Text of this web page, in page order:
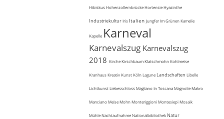
HibiskusHohenzollernbrückeHortensieHyazinthe
IndustriekulturIris Italien Jungfer Im GrünenKamelie
Kapelle Karneval
Karnevalszug Karnevalszug
2018 KircheKirschbaumKlatschmohnKohlmeise
KranhausKreativKunstKölnLagune Landschaften Libelle
LichtkunstLiebesschlossMagliano In ToscanaMagnolieMakro
MancianoMeiseMohnMonteriggioniMontesiepiMosaik
MühleNachtaufnahmeNationalbibliothek Natur